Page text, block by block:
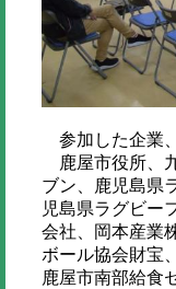
参加した企業
鹿屋市役所、
ブン、鹿児島県
児島県ラグビー
会社、岡本産業
ボール協会財宝
鹿屋市南部給食